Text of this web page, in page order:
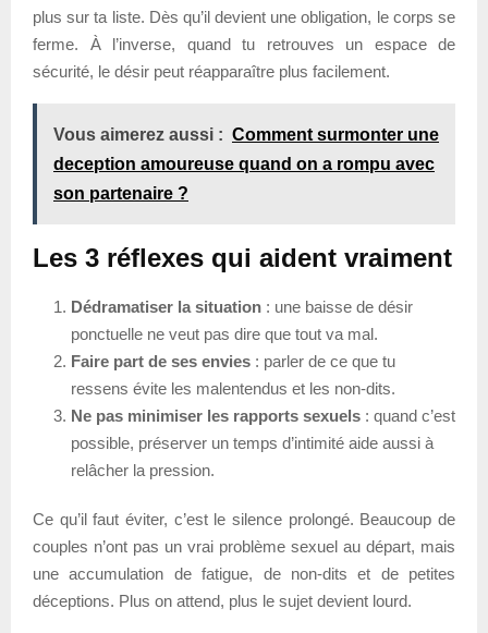
plus sur ta liste. Dès qu’il devient une obligation, le corps se
ferme. À l’inverse, quand tu retrouves un espace de
sécurité, le désir peut réapparaître plus facilement.
Vous aimerez aussi : Comment surmonter une
deception amoureuse quand on a rompu avec
son partenaire ?
Les 3 réflexes qui aident vraiment
Dédramatiser la situation : une baisse de désir
ponctuelle ne veut pas dire que tout va mal.
Faire part de ses envies : parler de ce que tu
ressens évite les malentendus et les non-dits.
Ne pas minimiser les rapports sexuels : quand c’est
possible, préserver un temps d’intimité aide aussi à
relâcher la pression.
Ce qu’il faut éviter, c’est le silence prolongé. Beaucoup de
couples n’ont pas un vrai problème sexuel au départ, mais
une accumulation de fatigue, de non-dits et de petites
déceptions. Plus on attend, plus le sujet devient lourd.